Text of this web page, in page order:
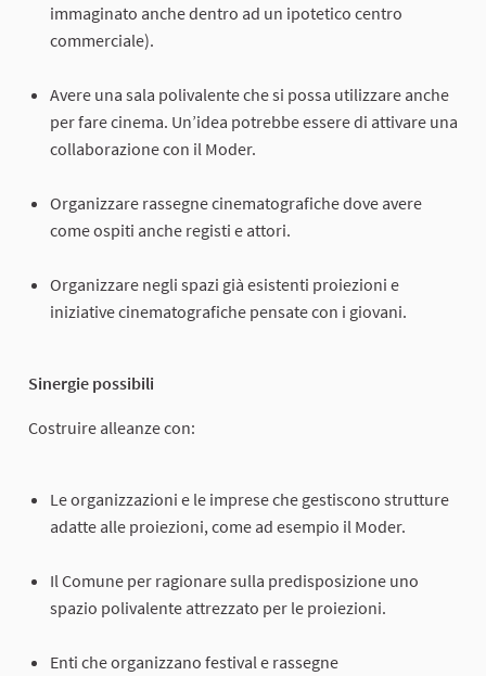
immaginato anche dentro ad un ipotetico centro
commerciale).
Avere una sala polivalente che si possa utilizzare anche
per fare cinema. Un’idea potrebbe essere di attivare una
collaborazione con il Moder.
Organizzare rassegne cinematografiche dove avere
come ospiti anche registi e attori.
Organizzare negli spazi già esistenti proiezioni e
iniziative cinematografiche pensate con i giovani.
Sinergie possibili
Costruire alleanze con:
Le organizzazioni e le imprese che gestiscono strutture
adatte alle proiezioni, come ad esempio il Moder.
Il Comune per ragionare sulla predisposizione uno
spazio polivalente attrezzato per le proiezioni.
Enti che organizzano festival e rassegne